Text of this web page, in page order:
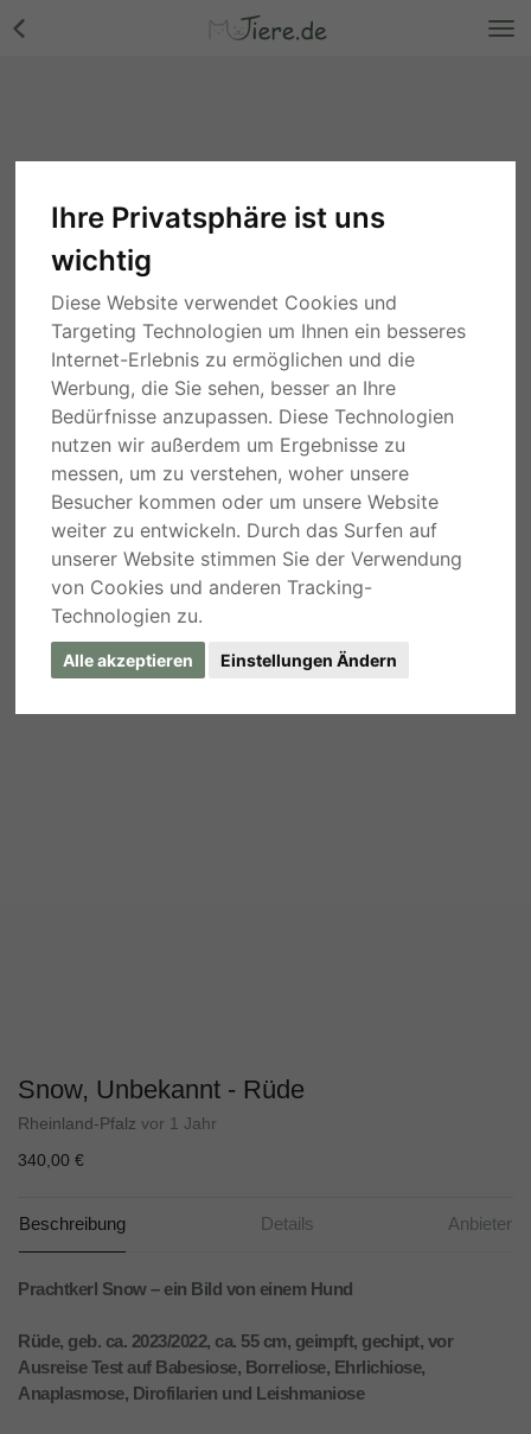
Ihre Privatsphäre ist uns
wichtig
Diese Website verwendet Cookies und
Targeting Technologien um Ihnen ein besseres
Internet-Erlebnis zu ermöglichen und die
Werbung, die Sie sehen, besser an Ihre
Bedürfnisse anzupassen. Diese Technologien
nutzen wir außerdem um Ergebnisse zu
messen, um zu verstehen, woher unsere
Besucher kommen oder um unsere Website
weiter zu entwickeln. Durch das Surfen auf
unserer Website stimmen Sie der Verwendung
von Cookies und anderen Tracking-
Technologien zu.
Alle akzeptieren Einstellungen Ändern
Snow, Unbekannt - Rüde
Rheinland-Pfalz vor 1 Jahr
340,00 €
Beschreibung Details Anbieter
Prachtkerl Snow – ein Bild von einem Hund
Rüde, geb. ca. 2023/2022, ca. 55 cm, geimpft, gechipt, vor
Ausreise Test auf Babesiose, Borreliose, Ehrlichiose,
Anaplasmose, Dirofilarien und Leishmaniose